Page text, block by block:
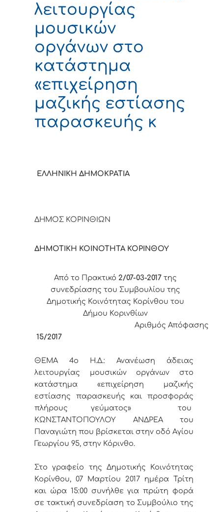
λειτουργίας
μουσικών
οργάνων στο
κατάστημα
«επιχείρηση
μαζικής εστίασης
παρασκευής κ
ΕΛΛΗΝΙΚΗ ΔΗΜΟΚΡΑΤΙΑ
ΔΗΜΟΣ ΚΟΡΙΝΘΙΩΝ
ΔΗΜΟΤΙΚΗ ΚΟΙΝΟΤΗΤΑ ΚΟΡΙΝΘΟΥ
Από το Πρακτικό 2/07-03-2017της
συνεδρίασης του Συμβουλίου της
Δημοτικής Κοινότητας Κορίνθου του
Δήμου Κορινθίων
Αριθμός Απόφασης
15/2017
ΘΕΜΑ 4o Η.Δ.: Ανανέωση άδειας
λειτουργίας μουσικών οργάνων στο
κατάστημα «επιχείρηση μαζικής
εστίασης παρασκευής και προσφοράς
πλήρους γεύματος» του
ΚΩΝΣΤΑΝΤΟΠΟΥΛΟΥ ΑΝΔΡΕΑ του
Παναγιώτη που βρίσκεται στην οδό Αγίου
Γεωργίου 95, στην Κόρινθο.
Στο γραφείο της Δημοτικής Κοινότητας
Κορίνθου, 07 Μαρτίου 2017 ημέρα Τρίτη
και ώρα 15:00 συνήλθε για πρώτη φορά
σε τακτική συνεδρίαση το Συμβούλιο της